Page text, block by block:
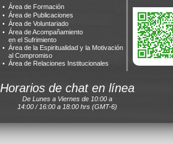
Área de Formación
Área de Publicaciones
Área de Voluntariado
Área de Acompañamiento
en el Sufrimiento
Área de la Espiritualidad y la Motivación
al Compromiso
Área de Relaciones Institucionales
Horarios de chat en línea
De Lunes a Viernes de 10:00 a
14:00 / 16:00 a 18:00 hrs (GMT-6)